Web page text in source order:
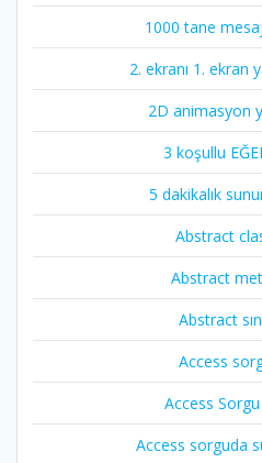
1000 tane
2. ekranı 1. ekran
2D animasyon
3 koşullu
5 dakikalık
Abstract
Abstract
Abstract
Access
Access
Access sorguda